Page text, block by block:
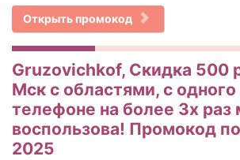
Открыть промокод
Gruzovichkof, Скидка 500
Мск с областями, с
телефоне на более 3х
воспользова! Промокод
2025